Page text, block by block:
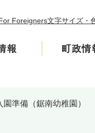
Foreigners文字サイズ・
報 町政情
園準備（鋸南幼稚園）